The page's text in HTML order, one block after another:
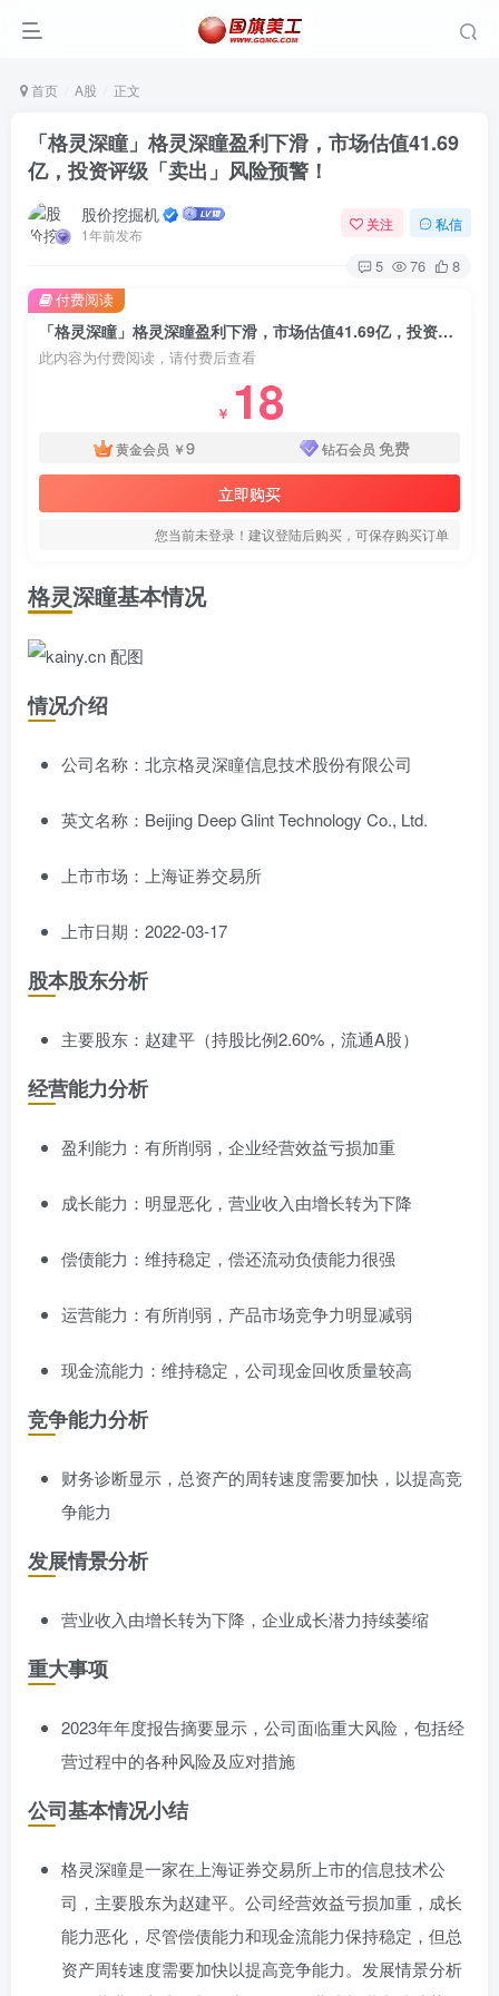
首页 A股 正文
「格灵深瞳」格灵深瞳盈利下滑，市场估值41.69
亿，投资评级「卖出」风险预警！
股价挖掘机
1年前发布
关注 私信
5 76 8
「格灵深瞳」格灵深瞳盈利下滑，市场估值41.69亿，投资评级「卖出」风险预警！
此内容为付费阅读，请付费后查看
￥ 18
黄金会员 ￥9 钻石会员 免费
立即购买
您当前未登录！建议登陆后购买，可保存购买订单
付费阅读
格灵深瞳基本情况
情况介绍
公司名称：北京格灵深瞳信息技术股份有限公司
英文名称：Beijing Deep Glint Technology Co., Ltd.
上市市场：上海证券交易所
上市日期：2022-03-17
股本股东分析
主要股东：赵建平（持股比例2.60%，流通A股）
经营能力分析
盈利能力：有所削弱，企业经营效益亏损加重
成长能力：明显恶化，营业收入由增长转为下降
偿债能力：维持稳定，偿还流动负债能力很强
运营能力：有所削弱，产品市场竞争力明显减弱
现金流能力：维持稳定，公司现金回收质量较高
竞争能力分析
财务诊断显示，总资产的周转速度需要加快，以提高竞
争能力
发展情景分析
营业收入由增长转为下降，企业成长潜力持续萎缩
重大事项
2023年年度报告摘要显示，公司面临重大风险，包括经
营过程中的各种风险及应对措施
公司基本情况小结
格灵深瞳是一家在上海证券交易所上市的信息技术公
司，主要股东为赵建平。公司经营效益亏损加重，成长
能力恶化，尽管偿债能力和现金流能力保持稳定，但总
资产周转速度需要加快以提高竞争能力。发展情景分析